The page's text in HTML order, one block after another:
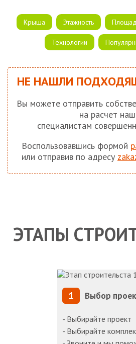
Крыша Этажность
Технологии
НЕ НАШЛИ
Вы можете отправить
на расчет
специалистам
Воспользовавшись формой
или отправив по адресу
ЭТАПЫ
1 Выбор
- Выбирайте проект
- Выбирайте